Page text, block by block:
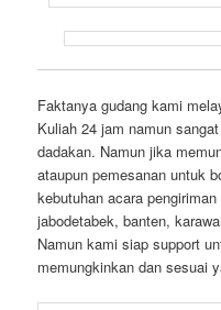
Faktanya gudang kami
Kuliah 24 jam namun
dadakan. Namun jika
ataupun pemesanan untuk
kebutuhan acara
jabodetabek, banten,
Namun kami siap support
memungkinkan dan sesuai